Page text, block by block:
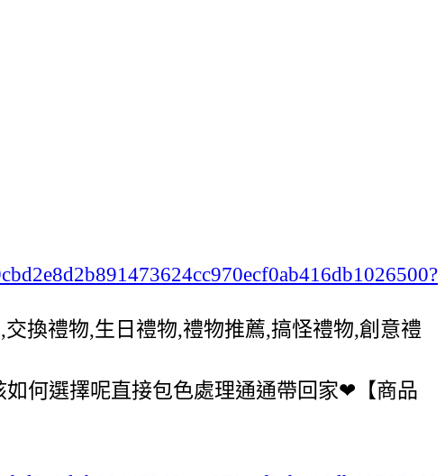
換禮物,生日禮物,禮物推薦,搞怪禮物,創意禮
何選擇呢直接包色處理通通帶回家❤【商品